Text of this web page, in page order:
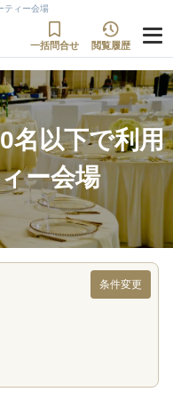
ティー会場
一括問合せ 閲覧履歴
名以下で利用
ー会場
条件変更